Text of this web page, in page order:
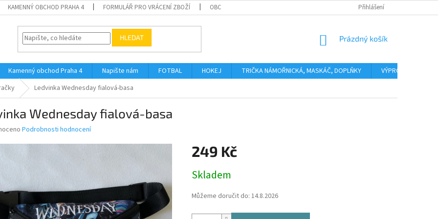
KAMENNÝ OBCHOD PRAHA 4 FORMULÁŘ PRO VRÁCENÍ ZBOŽÍ OBCHODNÍ PODMÍNKY Přihlášení
HLEDAT
NÁKUPNÍ
Prázdný košík
Kamenný obchod Praha 4 Napište nám FOTBAL HOKEJ TRIČKA NÁMOŘNICKÁ, MASKÁČ, DOPLŇKY VÝPRODEJ
Ledvinka Wednesday fialová-basa
Wednesday fialová-basa
Podrobnosti hodnocení
249 Kč
cena:
Skladem
Můžeme doručit do: 14.8.2026